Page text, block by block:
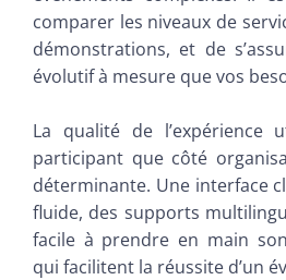
comparer les niveaux de
démonstrations, et de
évolutif à mesure que vos
La qualité de l’expérience
participant que côté
déterminante. Une interface
fluide, des supports
facile à prendre en main
qui facilitent la réussite d’un